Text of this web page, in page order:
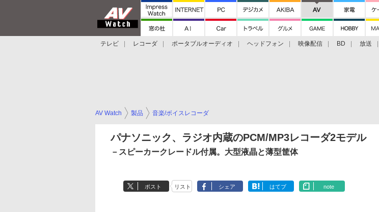
テレビ レコーダ ポータブルオーディオ ヘッドフォン 映像配信 BD 放送
AV Watch 製品 音楽/ボイスレコーダ
パナソニック、ラジオ内蔵のPCM/MP3レコーダ2モデル
－スピーカークレードル付属。大型液晶と薄型筐体
ポスト リスト シェア はてブ note